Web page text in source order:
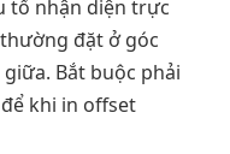
tố nhận diện trực
đặt ở góc
Bắt buộc phải
khi in offset